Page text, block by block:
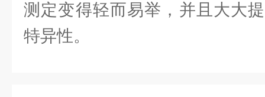
测定变得轻而易举，并且大大
特异性。